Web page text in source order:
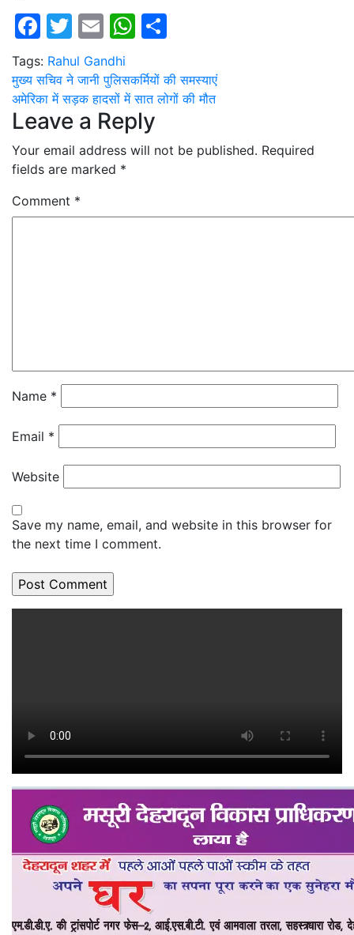
Facebook
Twitter
EmailWhatsApp
Tags: Rahul Gandhi
Post
navigation
मुख्य सचिव ने जानी पुलिसकर्मियों की समस्याएं
अमेरिका में सड़क हादसों में सात लोगों की मौत
Leave a Reply
Your email address will not be published. Required
fields are marked *
Comment *
Name *
Email *
Website
Save my name, email, and website in this browser for
the next time I comment.